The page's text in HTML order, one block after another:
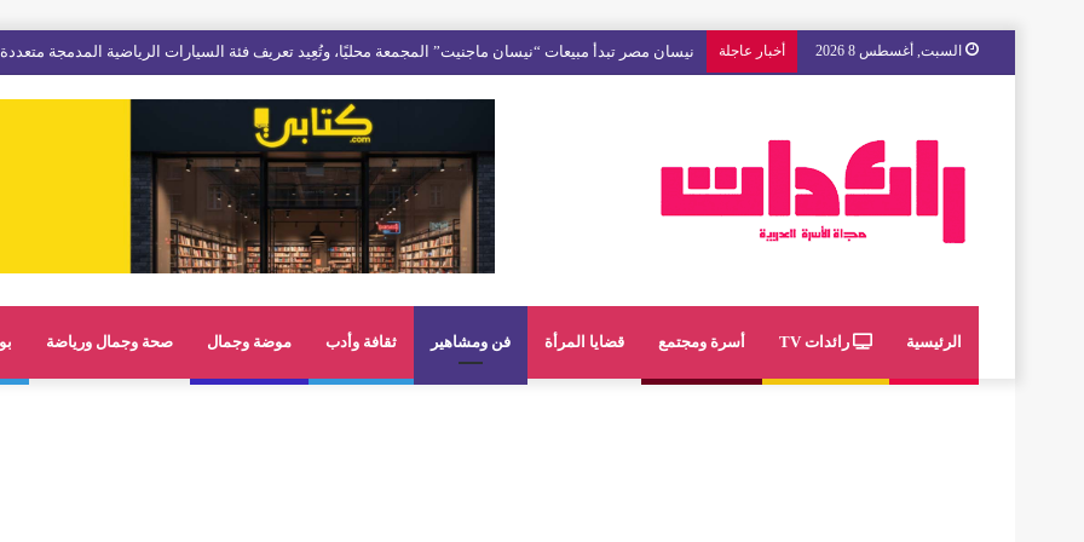
السبت, أغسطس 8 2026 أخبار عاجلة مع « The Next Ad » ، إنوي يُسند حملته الإعلانية المقبلة إلى الشباب المغربي
الرئيسية رائدات TV أسرة ومجتمع قضايا المرأة فن ومشاهير ثقافة وأدب موضة وجمال صحة وجمال ورياضة